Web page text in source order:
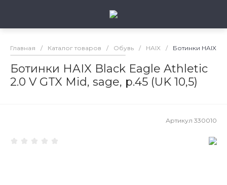
Главная / Каталог товаров / Обувь / HAIX / Ботинки HAIX
Ботинки HAIX Black Eagle Athletic
2.0 V GTX Mid, sage, р.45 (UK 10,5)
Артикул 330010